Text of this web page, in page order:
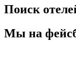
Поиск
Мы на